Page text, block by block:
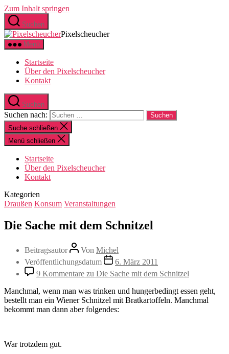
Zum Inhalt springen
Suchen
Pixelscheucher
Menü
Startseite
Über den Pixelscheucher
Kontakt
Suchen
Suchen nach:
Suche schließen
Menü schließen
Startseite
Über den Pixelscheucher
Kontakt
Kategorien
Draußen Konsum Veranstaltungen
Die Sache mit dem Schnitzel
Beitragsautor Von Michel
Veröffentlichungsdatum
6. März 2011
9 Kommentare zu Die Sache mit dem Schnitzel
Manchmal, wenn man was trinken und hungerbedingt essen geht,
bestellt man ein Wiener Schnitzel mit Bratkartoffeln. Manchmal
bekommt man dann aber folgendes:
War trotzdem gut.